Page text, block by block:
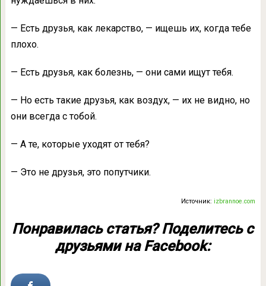
— Есть друзья, как лекарство, — ищешь их, когда тебе
плохо.
— Есть друзья, как болезнь, — они сами ищут тебя.
— Но есть такие друзья, как воздух, — их не видно, но
они всегда с тобой.
— А те, которые уходят от тебя?
— Это не друзья, это попутчики.
Источник:izbrannoe.com
Понравилась статья? Поделитесь с
друзьями на Facebook: